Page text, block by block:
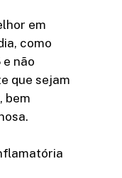
em
como
não
que sejam
bem